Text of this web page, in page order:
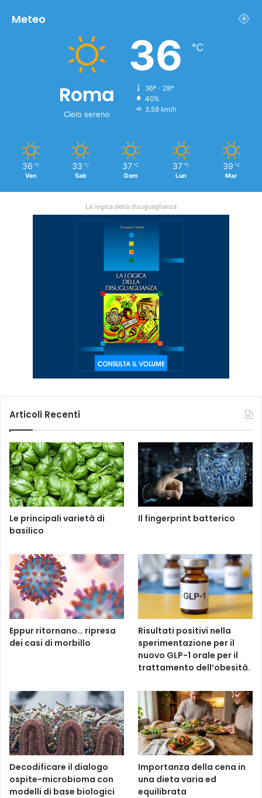
Meteo
Roma
Cielo sereno
36 ℃
36º - 28º
40%
3.58 km/h
36 ℃
Ven
33 ℃
Sab
37 ℃
Dom
37 ℃
Lun
39 ℃
Mar
La logica della disuguaglianza
Articoli Recenti
Le principali varietà di
basilico
Il fingerprint batterico
Eppur ritornano… ripresa
dei casi di morbillo
Risultati positivi nella
sperimentazione per il
nuovo GLP-1 orale per il
trattamento dell’obesità.
Decodificare il dialogo
ospite-microbioma con
modelli di base biologici
Importanza della cena in
una dieta varia ed
equilibrata